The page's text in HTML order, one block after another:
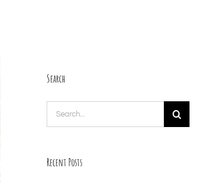
Search
Search
for:
Recent Posts